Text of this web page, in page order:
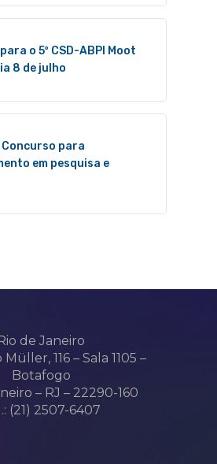
o 5º CSD-ABPI Moot
8 de julho
Concurso para
em pesquisa e
de Janeiro
116 – Sala 1105 –
Botafogo
– RJ – 22290-160
(21) 2507-6407